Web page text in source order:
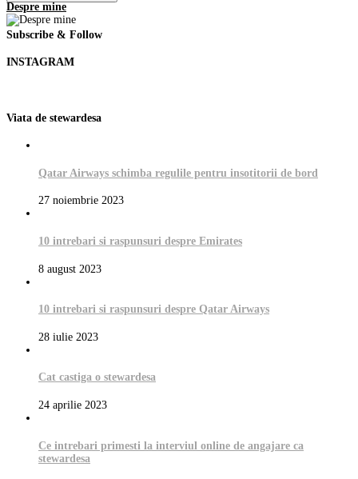
Despre mine
Subscribe & Follow
INSTAGRAM
Viata de stewardesa
Qatar Airways schimba regulile pentru insotitorii de bord
27 noiembrie 2023
10 intrebari si raspunsuri despre Emirates
8 august 2023
10 intrebari si raspunsuri despre Qatar Airways
28 iulie 2023
Cat castiga o stewardesa
24 aprilie 2023
Ce intrebari primesti la interviul online de angajare ca
stewardesa